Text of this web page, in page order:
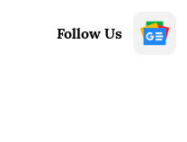
Follow Us